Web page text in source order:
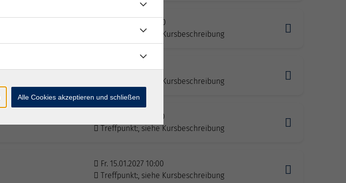
Sa. 05.12.2026 17:00
Treffpunkt:, siehe Kursbeschreibung
Fr. 11.12.2026 10:00
Treffpunkt:, siehe Kursbeschreibung
Sa. 12.12.2026 17:00
Treffpunkt:, siehe Kursbeschreibung
Fr. 15.01.2027 10:00
Treffpunkt:, siehe Kursbeschreibung
Alle Cookies akzeptieren und schließen